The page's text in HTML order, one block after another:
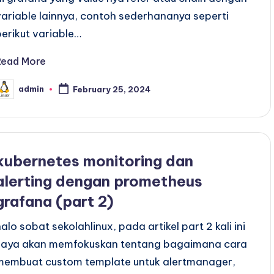
lainnya, contoh sederhananya seperti
variable…
More
admin February 25, 2024
monitoring dan
dengan prometheus
(part 2)
sobat sekolahlinux, pada artikel part 2 kali ini
akan memfokuskan tentang bagaimana cara
custom template untuk alertmanager,